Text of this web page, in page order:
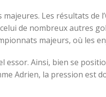
Les résultats de
de nombreux autres
majeurs, où les
Ainsi, bien se
Adrien, la pression est